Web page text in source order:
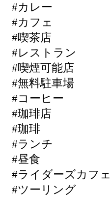
#カレー
#カフェ
#喫茶店
#レストラン
#喫煙可能店
#無料駐車場
#コーヒー
#珈琲店
#珈琲
#ランチ
#昼食
#ライダーズカフェ
#ツーリング